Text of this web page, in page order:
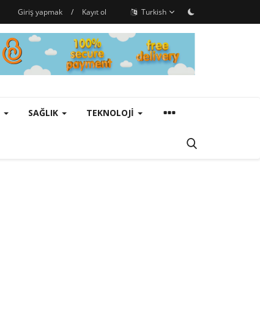
Giriş yapmak / Kayıt ol Turkish
SAĞLIK TEKNOLOJI